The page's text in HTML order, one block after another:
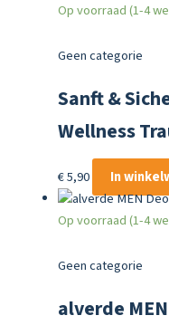
Op voorraad (1-4
Geen categorie
Sanft &
Wellness
€5,90 In
Op voorraad (1-4
Geen categorie
alverde